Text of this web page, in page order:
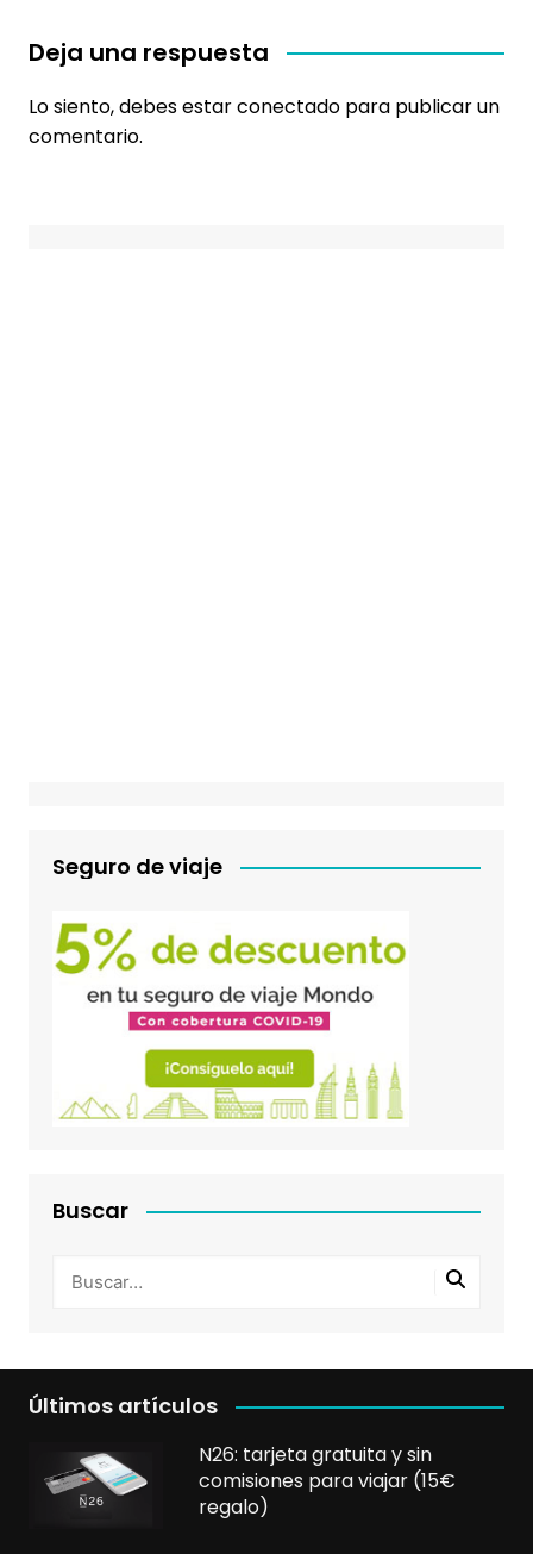
Deja una respuesta
Lo siento, debes estarconectadopara publicar un
comentario.
Seguro de viaje
Buscar
Últimos artículos
N26: tarjeta gratuita y sin
comisiones para viajar (15€
regalo)